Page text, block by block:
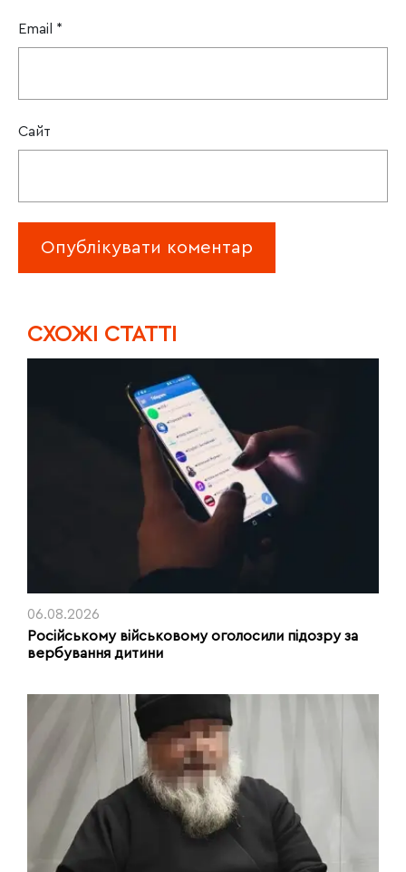
Email *
Сайт
CХОЖІ СТАТТІ
06.08.2026
Російському військовому оголосили підозру за
вербування дитини